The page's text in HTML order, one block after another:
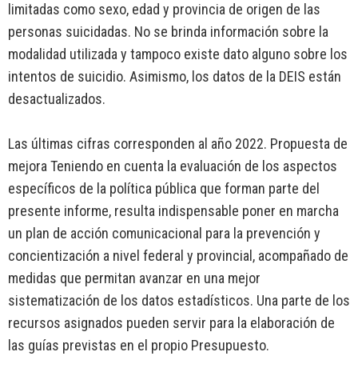
limitadas como sexo, edad y provincia de origen de las
personas suicidadas. No se brinda información sobre la
modalidad utilizada y tampoco existe dato alguno sobre los
intentos de suicidio. Asimismo, los datos de la DEIS están
desactualizados.
Las últimas cifras corresponden al año 2022. Propuesta de
mejora Teniendo en cuenta la evaluación de los aspectos
específicos de la política pública que forman parte del
presente informe, resulta indispensable poner en marcha
un plan de acción comunicacional para la prevención y
concientización a nivel federal y provincial, acompañado de
medidas que permitan avanzar en una mejor
sistematización de los datos estadísticos. Una parte de los
recursos asignados pueden servir para la elaboración de
las guías previstas en el propio Presupuesto.